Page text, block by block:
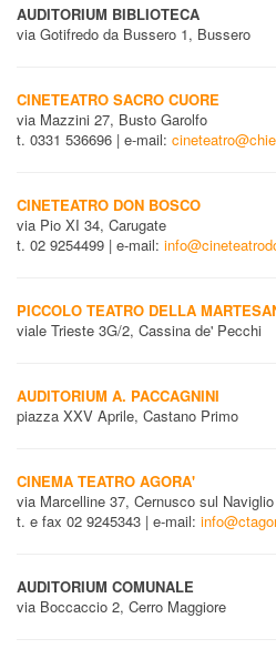
AUDITORIUM BIBLIOTECA
via Gotifredo da Bussero 1, Bussero
CINETEATRO SACRO CUORE
via Mazzini 27, Busto Garolfo
t. 0331 536696 | e-mail:
CINETEATRO DON BOSCO
via Pio XI 34, Carugate
t. 02 9254499 | e-mail:
PICCOLO TEATRO DELLA
viale Trieste 3G/2, Cassina de' Pecchi
AUDITORIUM A. PACCAGNINI
piazza XXV Aprile, Castano Primo
CINEMA TEATRO AGORA'
via Marcelline 37, Cernusco sul Naviglio
t. e fax 02 9245343 | e-mail:
AUDITORIUM COMUNALE
via Boccaccio 2, Cerro Maggiore